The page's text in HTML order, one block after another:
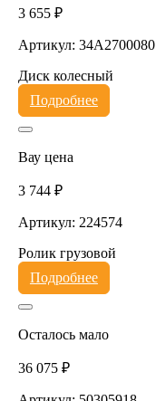
3 655 ₽
Артикул: 34A2700080
Диск колесный
Подробнее
Вау цена
3 744 ₽
Артикул: 224574
Ролик грузовой
Подробнее
Осталось мало
36 075 ₽